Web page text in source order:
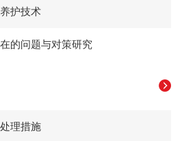
护技术
的问题与对策研究
理措施